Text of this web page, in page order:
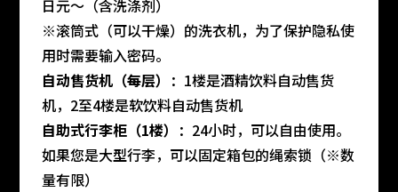
日元〜（含洗涤剂）
※滚筒式（可以干燥）的洗衣机，为了保护隐私使
用时需要输入密码。
自动售货机（每层） ：1楼是酒精饮料自动售货
机，2至4楼是软饮料自动售货机
自助式行李柜（1楼） ：24小时，可以自由使用。
如果您是大型行李，可以固定箱包的绳索锁（※数
量有限）